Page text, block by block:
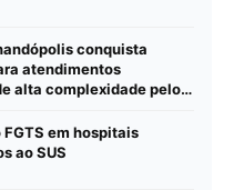
conquista
atendimentos
alta complexidade pelo
em hospitais
ao SUS